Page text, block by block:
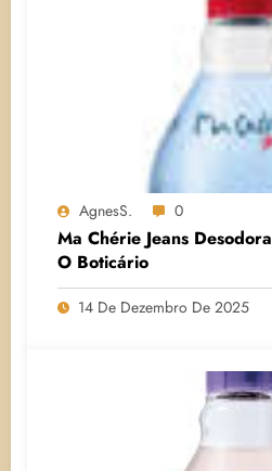
AgnesS. 0
Ma Chérie Jeans
O Boticário
14 De Dezembro De 2025